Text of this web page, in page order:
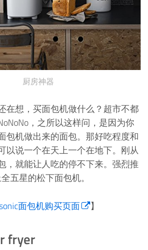
厨房神器
在想，买面包机做什么？超市不都
，之所以这样问，是因为你
包机做出来的面包。那好吃程度和
以说一个在天上一个在地下。刚从
，就能让人吃的停不下来。强烈推
五星的松下面包机。
面包机购买页面 】
fryer